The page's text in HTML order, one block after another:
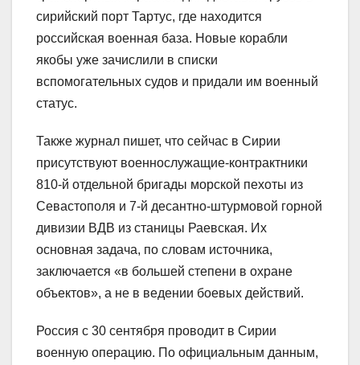
сирийский порт Тартус, где находится
российская военная база. Новые корабли
якобы уже зачислили в списки
вспомогательных судов и придали им военный
статус.
Также журнал пишет, что сейчас в Сирии
присутствуют военнослужащие-контрактники
810-й отдельной бригады морской пехоты из
Севастополя и 7-й десантно-штурмовой горной
дивизии ВДВ из станицы Раевская. Их
основная задача, по словам источника,
заключается «в большей степени в охране
объектов», а не в ведении боевых действий.
Россия с 30 сентября проводит в Сирии
военную операцию. По официальным данным,